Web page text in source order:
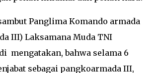
Panglima Komando armada
III) Laksamana Muda TNI
mengatakan, bahwa selama 6
sebagai pangkoarmada III,